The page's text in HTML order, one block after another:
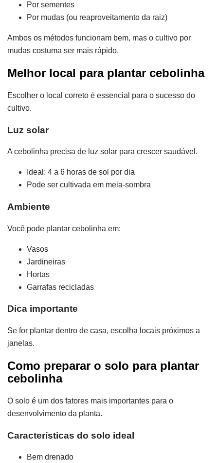
Por sementes
Por mudas (ou reaproveitamento da raiz)
Ambos os métodos funcionam bem, mas o cultivo por
mudas costuma ser mais rápido.
Melhor local para plantar cebolinha
Escolher o local correto é essencial para o sucesso do
cultivo.
Luz solar
A cebolinha precisa de luz solar para crescer saudável.
Ideal: 4 a 6 horas de sol por dia
Pode ser cultivada em meia-sombra
Ambiente
Você pode plantar cebolinha em:
Vasos
Jardineiras
Hortas
Garrafas recicladas
Dica importante
Se for plantar dentro de casa, escolha locais próximos a
janelas.
Como preparar o solo para plantar
cebolinha
O solo é um dos fatores mais importantes para o
desenvolvimento da planta.
Características do solo ideal
Bem drenado